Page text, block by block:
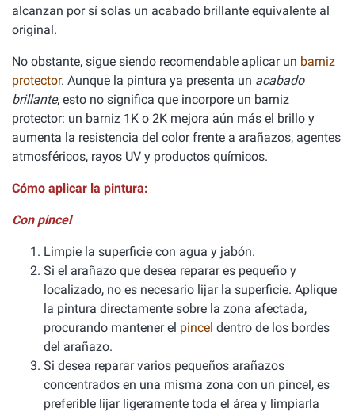
alcanzan por sí solas un acabado brillante equivalente al
original.
No obstante, sigue siendo recomendable aplicar un barniz
protector. Aunque la pintura ya presenta un acabado
brillante, esto no significa que incorpore un barniz
protector: un barniz 1K o 2K mejora aún más el brillo y
aumenta la resistencia del color frente a arañazos, agentes
atmosféricos, rayos UV y productos químicos.
Cómo aplicar la pintura:
Con pincel
Limpie la superficie con agua y jabón.
Si el arañazo que desea reparar es pequeño y
localizado, no es necesario lijar la superficie. Aplique
la pintura directamente sobre la zona afectada,
procurando mantener el pincel dentro de los bordes
del arañazo.
Si desea reparar varios pequeños arañazos
concentrados en una misma zona con un pincel, es
preferible lijar ligeramente toda el área y limpiarla